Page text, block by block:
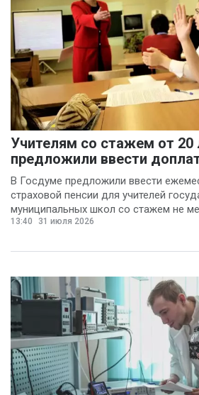
Учителям со стажем от 20
предложили ввести
В Госдуме предложили ввести
страховой пенсии для учителей
муниципальных школ со стажем не
13:40 31 июля 2026